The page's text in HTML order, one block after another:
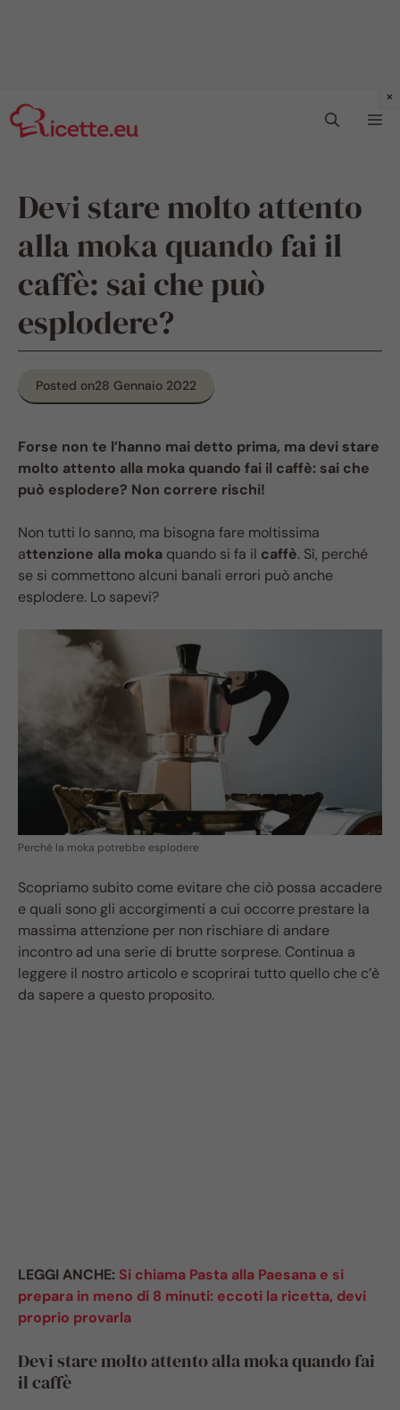
al
contenuto
Devi stare molto attento
alla moka quando fai il
caffè: sai che può
esplodere?
Posted on28 Gennaio 2022
Forse non te l’hanno mai detto prima, ma devi stare
molto attento alla moka quando fai il caffè: sai che
può esplodere? Non correre rischi!
Non tutti lo sanno, ma bisogna fare moltissima
attenzione alla moka quando si fa il caffè. Sì, perché
se si commettono alcuni banali errori può anche
esplodere. Lo sapevi?
Perché la moka potrebbe esplodere
Scopriamo subito come evitare che ciò possa accadere
e quali sono gli accorgimenti a cui occorre prestare la
massima attenzione per non rischiare di andare
incontro ad una serie di brutte sorprese. Continua a
leggere il nostro articolo e scoprirai tutto quello che c’è
da sapere a questo proposito.
LEGGI ANCHE: Si chiama Pasta alla Paesana e si
prepara in meno di 8 minuti: eccoti la ricetta, devi
proprio provarla
Devi stare molto attento alla moka quando fai
il caffè